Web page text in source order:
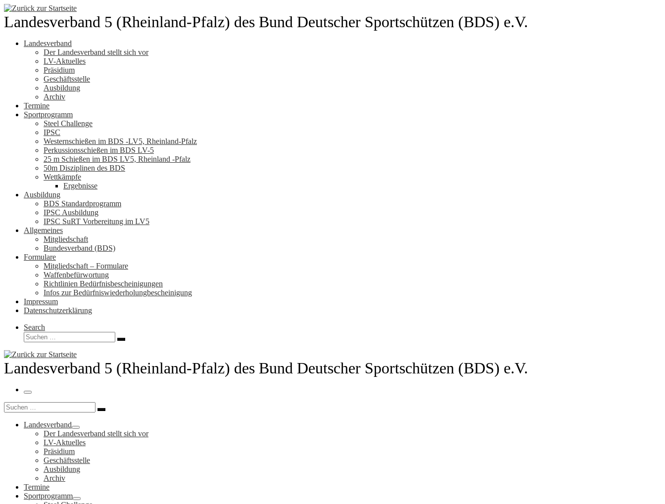
Zum
Inhalt
springen
Landesverband 5 (Rheinland-Pfalz) des Bund Deutscher Sportschützen (BDS) e.V.
Landesverband
Der Landesverband stellt sich vor
LV-Aktuelles
Präsidium
Geschäftsstelle
Ausbildung
Archiv
Termine
Sportprogramm
Steel Challenge
IPSC
Westernschießen im BDS -LV5, Rheinland-Pfalz
Perkussionsschießen im BDS LV-5
25 m Schießen im BDS LV5, Rheinland -Pfalz
50m Disziplinen des BDS
Wettkämpfe
Ergebnisse
Ausbildung
BDS Standardprogramm
IPSC Ausbildung
IPSC SuRT Vorbereitung im LV5
Allgemeines
Mitgliedschaft
Bundesverband (BDS)
Formulare
Mitgliedschaft – Formulare
Waffenbefürwortung
Richtlinien Bedürfnisbescheinigungen
Infos zur Bedürfniswiederholungbescheinigung
Impressum
Datenschutzerklärung
Search
Suche
Suchen …
Landesverband 5 (Rheinland-Pfalz) des Bund Deutscher Sportschützen (BDS) e.V.
Menü
Suche
Suchen …
Landesverband
Der Landesverband stellt sich vor
LV-Aktuelles
Präsidium
Geschäftsstelle
Ausbildung
Archiv
Termine
Sportprogramm